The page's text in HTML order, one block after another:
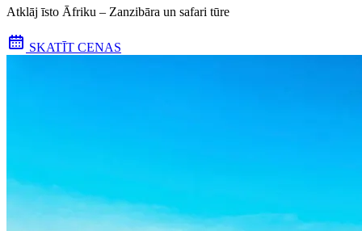
Atklāj īsto Āfriku – Zanzibāra un safari tūre
SKATĪT CENAS